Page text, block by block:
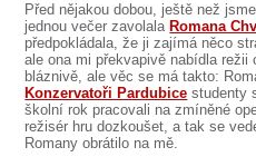
Před nějakou dobou, ještě než
jednou večer zavolala Romana
předpokládala, že ji zajímá něco
ale ona mi překvapivě nabídla režii
bláznivě, ale věc se má takto:
Konzervatoři Pardubice studenty
školní rok pracovali na zmíněné
režisér hru dozkoušet, a tak se
Romany obrátilo na mě.